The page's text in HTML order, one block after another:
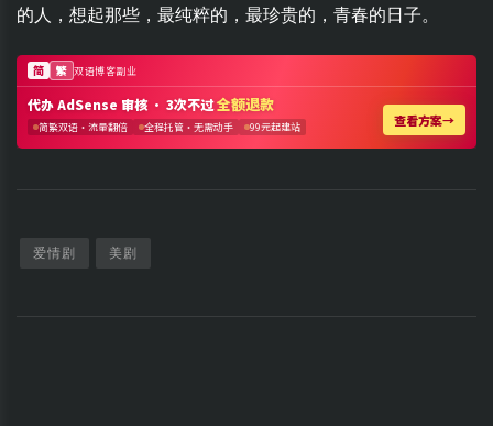
的人，想起那些，最纯粹的，最珍贵的，青春的日子。
爱情剧 美剧